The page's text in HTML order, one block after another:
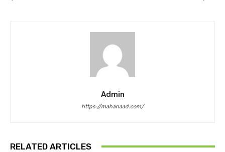
Admin
https://mahanaad.com/
RELATED ARTICLES